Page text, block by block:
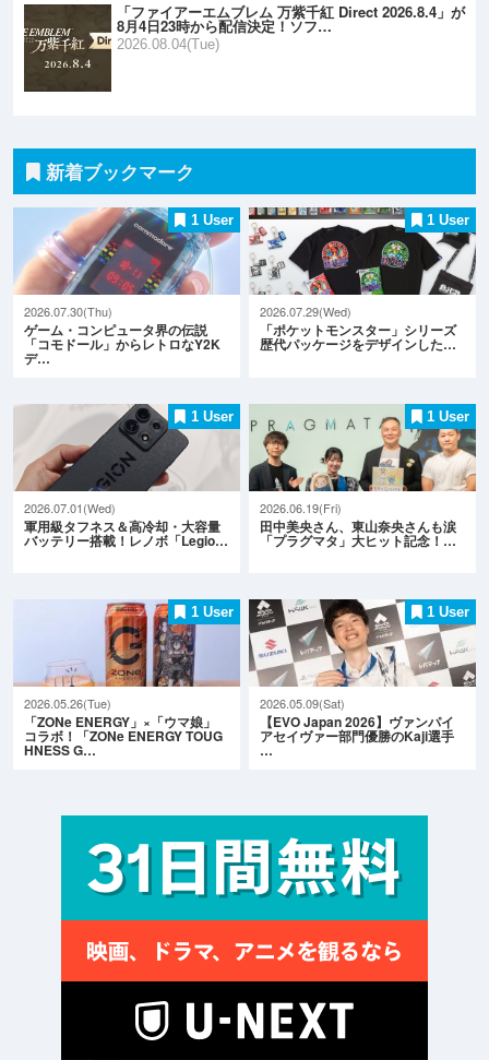
「ファイアーエムブレム 万紫千紅 Direct 2026.8.4」が
8月4日23時から配信決定！ソフ…
2026.08.04(Tue)
新着ブックマーク
1 User
2026.07.30(Thu)
ゲーム・コンピュータ界の伝説
「コモドール」からレトロなY2K
デ…
1 User
2026.07.29(Wed)
「ポケットモンスター」シリーズ
歴代パッケージをデザインした…
1 User
2026.07.01(Wed)
軍用級タフネス＆高冷却・大容量
バッテリー搭載！レノボ「Legio…
1 User
2026.06.19(Fri)
田中美央さん、東山奈央さんも涙
「プラグマタ」大ヒット記念！…
1 User
2026.05.26(Tue)
「ZONe ENERGY」×「ウマ娘」
コラボ！「ZONe ENERGY TOUG
HNESS G…
1 User
2026.05.09(Sat)
【EVO Japan 2026】ヴァンパイ
アセイヴァー部門優勝のKaji選手
…